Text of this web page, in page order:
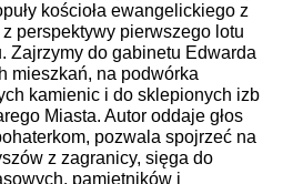
kościoła ewangelickiego z
perspektywy pierwszego lotu
Zajrzymy do gabinetu Edwarda
mieszkań, na podwórka
kamienic i do sklepionych izb
Miasta. Autor oddaje głos
pozwala spojrzeć na
z zagranicy, sięga do
pamiętników i